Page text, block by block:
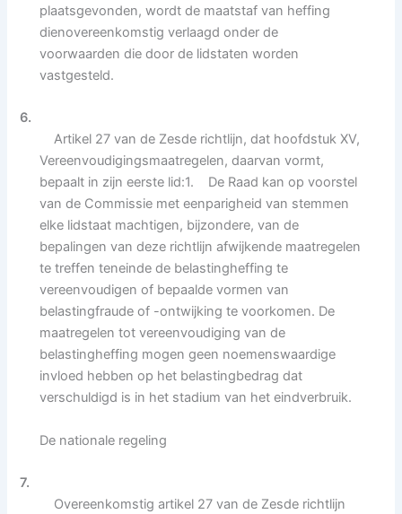
plaatsgevonden, wordt de maatstaf van heffing
dienovereenkomstig verlaagd onder de
voorwaarden die door de lidstaten worden
vastgesteld.
6.
Artikel 27 van de Zesde richtlijn, dat hoofdstuk XV,
Vereenvoudigingsmaatregelen, daarvan vormt,
bepaalt in zijn eerste lid:1. De Raad kan op voorstel
van de Commissie met eenparigheid van stemmen
elke lidstaat machtigen, bijzondere, van de
bepalingen van deze richtlijn afwijkende maatregelen
te treffen teneinde de belastingheffing te
vereenvoudigen of bepaalde vormen van
belastingfraude of -ontwijking te voorkomen. De
maatregelen tot vereenvoudiging van de
belastingheffing mogen geen noemenswaardige
invloed hebben op het belastingbedrag dat
verschuldigd is in het stadium van het eindverbruik.
De nationale regeling
7.
Overeenkomstig artikel 27 van de Zesde richtlijn